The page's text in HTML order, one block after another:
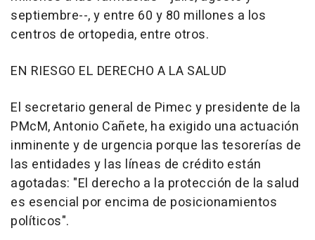
septiembre--, y entre 60 y 80 millones a los
centros de ortopedia, entre otros.
EN RIESGO EL DERECHO A LA SALUD
El secretario general de Pimec y presidente de la
PMcM, Antonio Cañete, ha exigido una actuación
inminente y de urgencia porque las tesorerías de
las entidades y las líneas de crédito están
agotadas: "El derecho a la protección de la salud
es esencial por encima de posicionamientos
políticos".